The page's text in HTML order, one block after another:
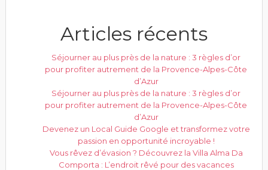
Articles récents
Séjourner au plus près de la nature : 3 règles d’or
pour profiter autrement de la Provence-Alpes-Côte
d’Azur
Séjourner au plus près de la nature : 3 règles d’or
pour profiter autrement de la Provence-Alpes-Côte
d’Azur
Devenez un Local Guide Google et transformez votre
passion en opportunité incroyable !
Vous rêvez d’évasion ? Découvrez la Villa Alma Da
Comporta : L’endroit rêvé pour des vacances